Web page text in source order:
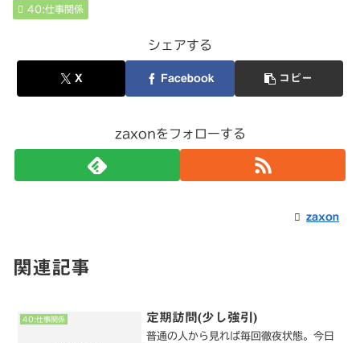
40:仕事関係
シェアする
X Facebook コピー
zaxonをフォローする
zaxon
関連記事
40:仕事関係 定期訪問(少し強引)
普通の人から見れば毎回徹夜状態。今日